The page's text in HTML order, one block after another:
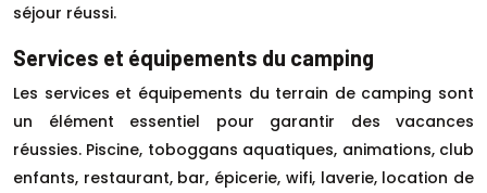
séjour réussi.
Services et équipements du camping
Les services et équipements du terrain de camping sont
un élément essentiel pour garantir des vacances
réussies. Piscine, toboggans aquatiques, animations, club
enfants, restaurant, bar, épicerie, wifi, laverie, location de